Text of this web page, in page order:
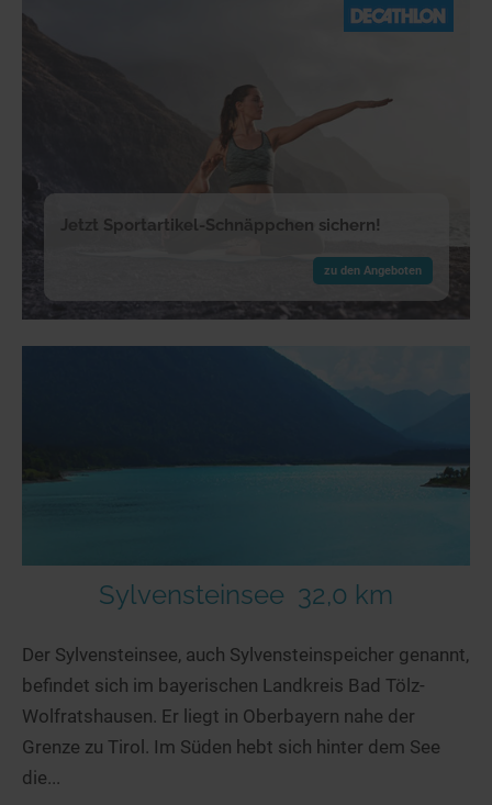
Jetzt Sportartikel-Schnäppchen sichern!
zu den Angeboten
Sylvensteinsee 32,0 km
Der Sylvensteinsee, auch Sylvensteinspeicher genannt,
befindet sich im bayerischen Landkreis Bad Tölz-
Wolfratshausen. Er liegt in Oberbayern nahe der
Grenze zu Tirol. Im Süden hebt sich hinter dem See
die...